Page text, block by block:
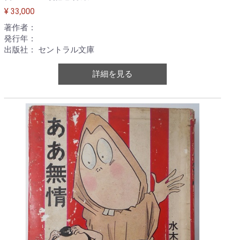
¥ 33,000
著作者：
発行年：
出版社： セントラル文庫
詳細を見る